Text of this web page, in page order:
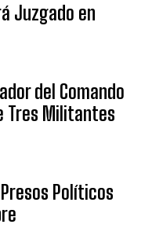
Juzgado en
del Comando
Tres Militantes
Políticos